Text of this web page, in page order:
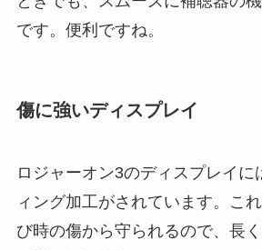
です。便利ですね。
傷に強いディスプレイ
ロジャーオン3のディスプレイに
ィング加工がされています。こ
び時の傷から守られるので、長